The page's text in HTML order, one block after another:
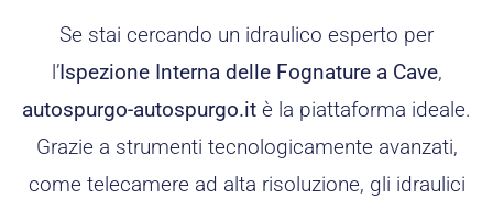
Se stai cercando un idraulico esperto per
l’Ispezione Interna delle Fognature a Cave,
autospurgo-autospurgo.it è la piattaforma ideale.
Grazie a strumenti tecnologicamente avanzati,
come telecamere ad alta risoluzione, gli idraulici